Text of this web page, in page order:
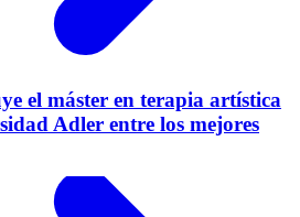
el máster en terapia artística
Adler entre los mejores